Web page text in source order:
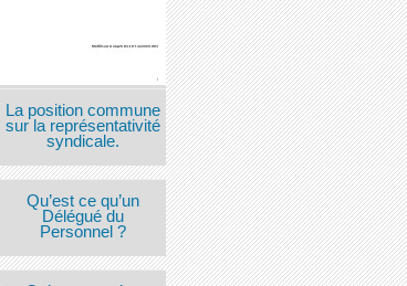
La position commune
sur la représentativité
syndicale.
Qu’est ce qu’un
Délégué du
Personnel ?